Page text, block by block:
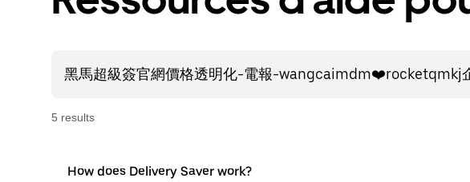
5 results
How does Delivery Saver work?